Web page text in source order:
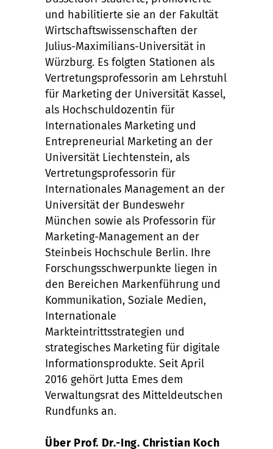
und habilitierte sie an der Fakultät
Wirtschaftswissenschaften der
Julius-Maximilians-Universität in
Würzburg. Es folgten Stationen als
Vertretungsprofessorin am Lehrstuhl
für Marketing der Universität Kassel,
als Hochschuldozentin für
Internationales Marketing und
Entrepreneurial Marketing an der
Universität Liechtenstein, als
Vertretungsprofessorin für
Internationales Management an der
Universität der Bundeswehr
München sowie als Professorin für
Marketing-Management an der
Steinbeis Hochschule Berlin. Ihre
Forschungsschwerpunkte liegen in
den Bereichen Markenführung und
Kommunikation, Soziale Medien,
Internationale
Markteintrittsstrategien und
strategisches Marketing für digitale
Informationsprodukte. Seit April
2016 gehört Jutta Emes dem
Verwaltungsrat des Mitteldeutschen
Rundfunks an.
Über Prof. Dr.-Ing. Christian Koch